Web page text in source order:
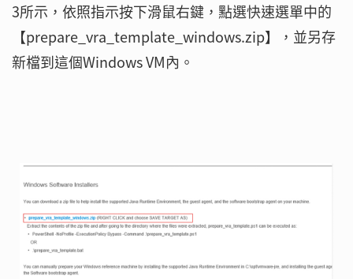
3所示，依照指示按下滑鼠右鍵，點選快速選單中的
【prepare_vra_template_windows.zip】，並另存
新檔到這個Windows VM內。